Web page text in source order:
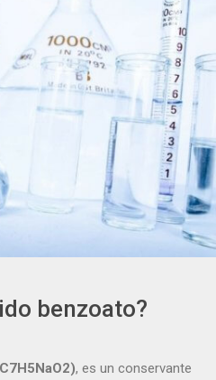
benzoato?
, es un conservante